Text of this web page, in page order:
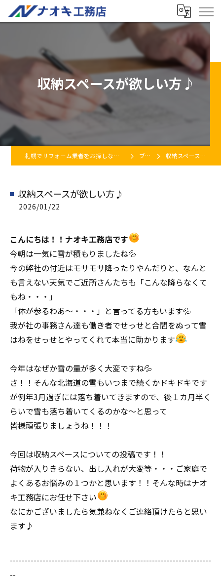
収納スペースが欲しい方♪
札幌でリフォーム業者をお探しなら株式会社ナオキ工務店 ブログ 収納スペースが欲しい方♪
収納スペースが欲しい方♪
2026/01/22
こんにちは！！ナオキ工務店です
今朝は一気に雪が積もりましたね💦
今の弊社の付近はモサモサ降ったりやんだりと、なんと
も言えない天気でご近所さんたちも「こんな降らなくて
もね・・・」
「体が参るわあ～・・・」と言ってる方もいます💦
我が社の事務さん達も働き者でせっせと合間をぬって雪
はねをせっせとやってくれて本当に助かります
今年はなぜか雪の量が多く大変ですね💦
さ！！そんな北海道の雪もいつまで続くかドキドキです
が例年3月過ぎには落ち着いてきますので、後１カ月半く
らいで雪も落ち着いてくるのかな～と思って
皆様頑張りましょうね！！！
今回は収納スペースについての投稿です！！
荷物が入りきらない、出し入れが大変等・・・ご家庭で
よくあるお悩みの１つかと思います！！そんな時はナオ
キ工務店にお任せ下さい
なにかございましたら気兼ねなくご連絡頂けたらと思い
ます♪
--------------------------------------------------------------------